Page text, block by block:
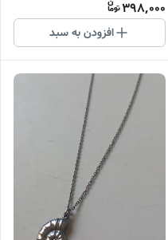
398,000
افزودن به سبد